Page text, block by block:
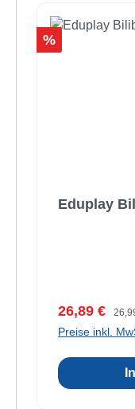
Rabatt
%
Eduplay
26,89 €
Preise inkl.